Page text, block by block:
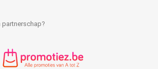
partnerschap?